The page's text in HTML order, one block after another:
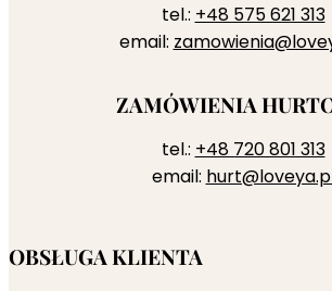
tel.: +48 575 621 313
email:
ZAMÓWIENIA
tel.: +48 720 801 313
email:
OBSŁUGA KLIENTA